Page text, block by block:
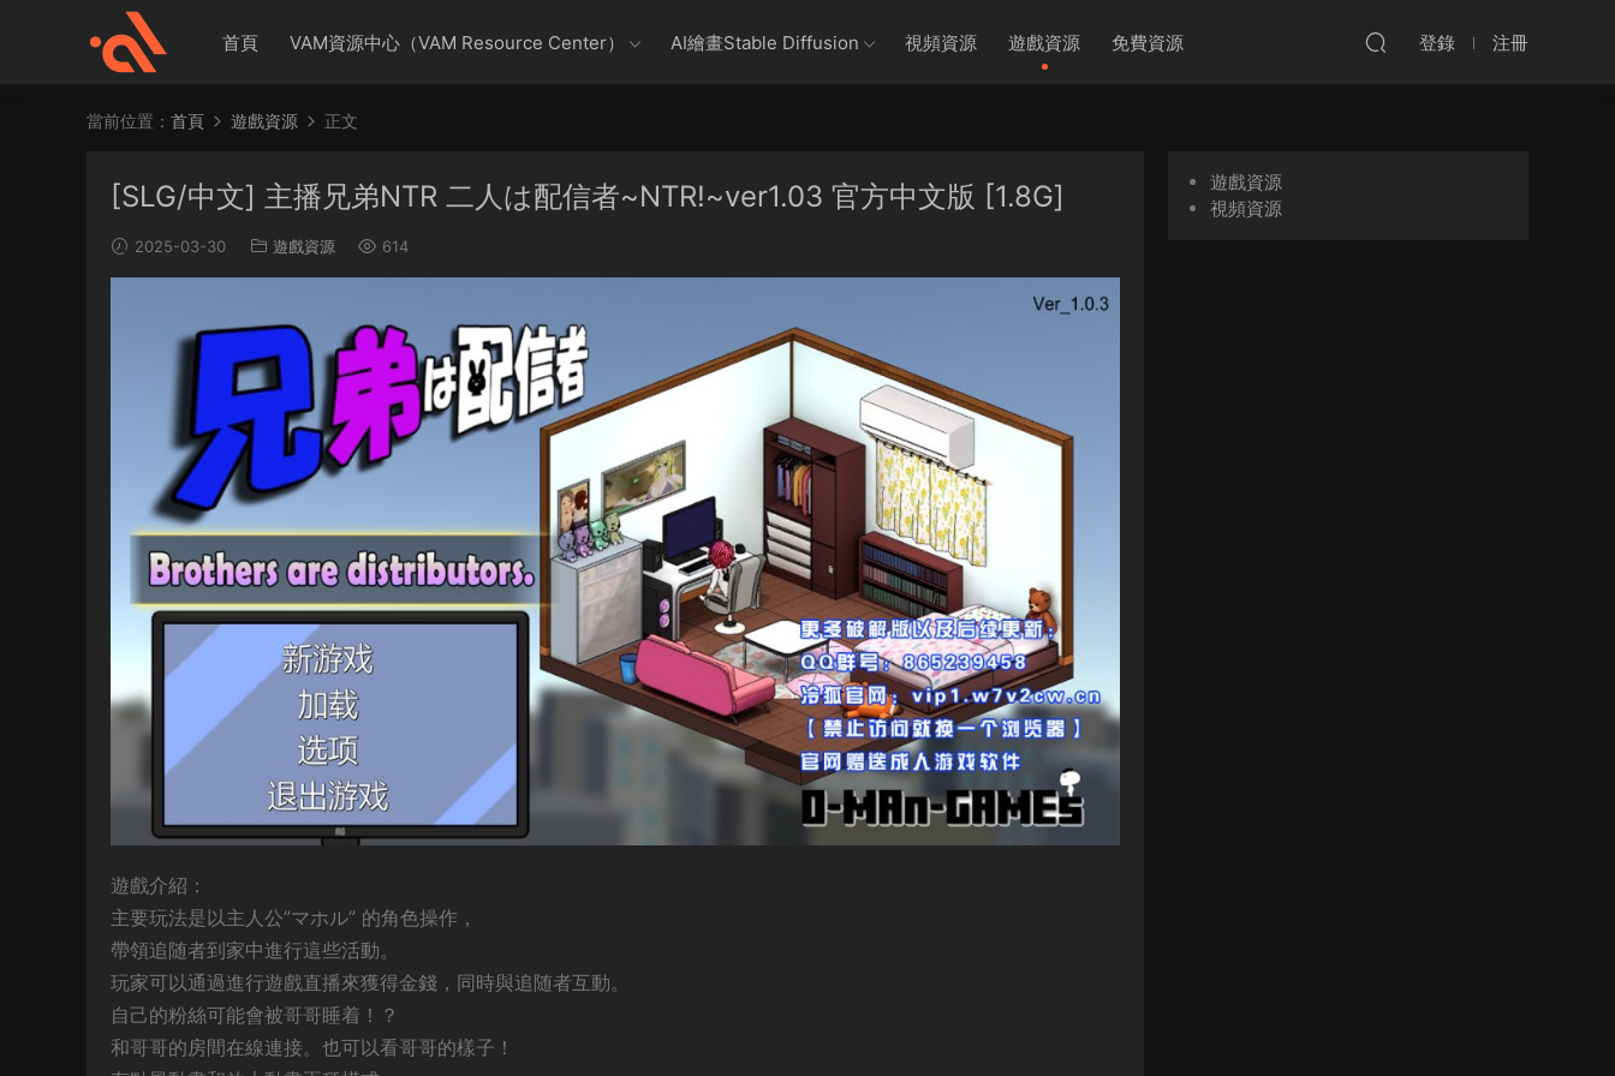
首頁 VAM資源中心（VAM Resource Center） AI繪畫Stable Diffusion 視頻資源 遊戲資源 免費資源 登錄 注冊
當前位置： 首頁 遊戲資源 正文
[SLG/中文] 主播兄弟NTR 二人は配信者~NTR!~ver1.03 官方中文版 [1.8G]
2025-03-30 遊戲資源 614
遊戲介紹：
主要玩法是以主人公”マホル” 的角色操作，
帶領追随者到家中進行這些活動。
玩家可以通過進行遊戲直播來獲得金錢，同時與追随者互動。
自己的粉絲可能會被哥哥睡着！？
和哥哥的房間在線連接。也可以看哥哥的樣子！
遊戲資源
視頻資源